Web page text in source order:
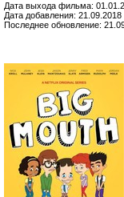
Дата выхода фильма:
Дата добавления: 21.09.2018
Последнее обновление: